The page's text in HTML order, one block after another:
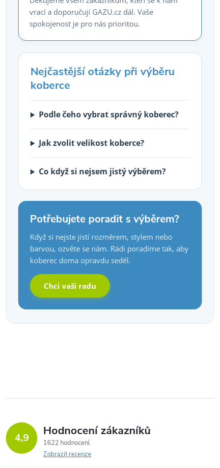
vrací a doporučují GAZU.cz dál. Vaše
spokojenost je pro nás prioritou.
Nejčastější otázky při výběru
koberce
Podle čeho vybrat správný koberec?
Jak zvolit velikost koberce?
Co když si nejsem jistý výběrem?
Potřebujete poradit s výběrem?
Když si nejste jistí rozměrem, stylem nebo
barvou, ozvěte se nám. Rádi poradíme tak, aby
koberec doma opravdu seděl.
Chci vaši radu
4,9 Hodnocení zákazníků
1622 hodnocení
Zobrazit recenze